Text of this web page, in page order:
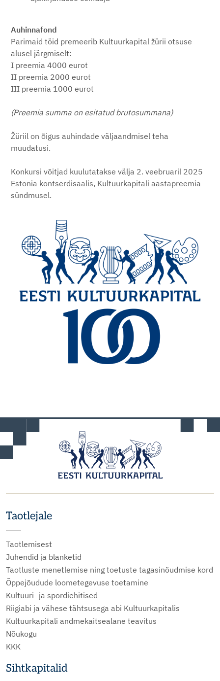
Auhinnafond
Parimaid töid premeerib Kultuurkapital žürii otsuse
alusel järgmiselt:
I preemia 4000 eurot
II preemia 2000 eurot
III preemia 1000 eurot
(Preemia summa on esitatud brutosummana)
Žüriil on õigus auhindade väljaandmisel teha
muudatusi.
Konkursi võitjad kuulutatakse välja 2. veebruaril 2025
Estonia kontserdisaalis, Kultuurkapitali aastapreemia
sündmusel.
Taotlejale
Taotlemisest
Juhendid ja blanketid
Taotluste menetlemise ning toetuste tagasinõudmise kord
Õppejõudude loometegevuse toetamine
Kultuuri- ja spordiehitised
Riigiabi ja vähese tähtsusega abi Kultuurkapitalis
Kultuurkapitali andmekaitsealane teavitus
Nõukogu
KKK
Sihtkapitalid